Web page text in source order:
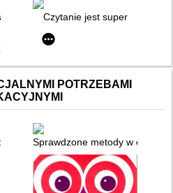
: praktyczne porady, zasady
Czytanie jest super
książką i
POTRZEBAMI
indywidualizacji i
Sprawdzone metody w